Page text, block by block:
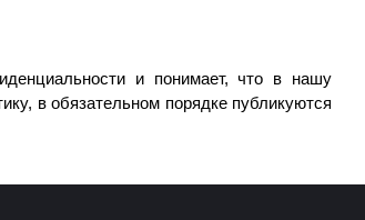
и понимает, что в нашу
в обязательном порядке публикуются